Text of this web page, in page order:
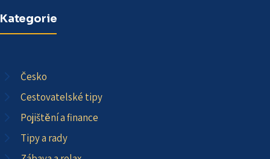
Kategorie
Česko
Cestovatelské tipy
Pojištění a finance
Tipy a rady